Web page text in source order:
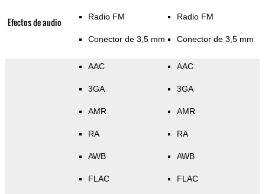
Efectos de audio Radio FM
Conector de 3,5 mm
Radio FM
Conector de 3,5 mm
AAC
3GA
AMR
RA
AWB
FLAC
AAC
3GA
AMR
RA
AWB
FLAC